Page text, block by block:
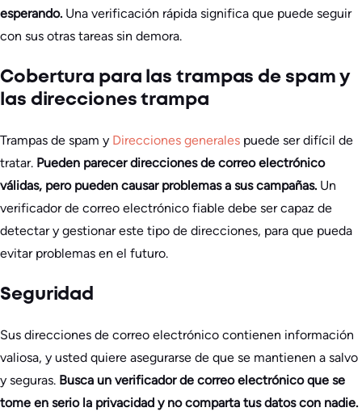
esperando. Una verificación rápida significa que puede seguir
con sus otras tareas sin demora.
Cobertura para las trampas de spam y
las direcciones trampa
Trampas de spam y Direcciones generales puede ser difícil de
tratar. Pueden parecer direcciones de correo electrónico
válidas, pero pueden causar problemas a sus campañas. Un
verificador de correo electrónico fiable debe ser capaz de
detectar y gestionar este tipo de direcciones, para que pueda
evitar problemas en el futuro.
Seguridad
Sus direcciones de correo electrónico contienen información
valiosa, y usted quiere asegurarse de que se mantienen a salvo
y seguras. Busca un verificador de correo electrónico que se
tome en serio la privacidad y no comparta tus datos con nadie.